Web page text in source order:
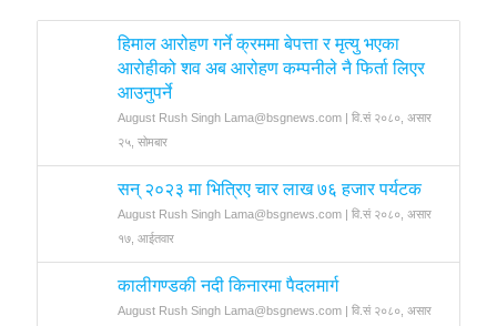
हिमाल आरोहण गर्ने क्रममा बेपत्ता र मृत्यु भएका
आरोहीको शव अब आरोहण कम्पनीले नै फिर्ता लिएर
आउनुपर्ने
August Rush Singh Lama@bsgnews.com | वि.सं २०८०, असार
२५, सोमबार
सन् २०२३ मा भित्रिए चार लाख ७६ हजार पर्यटक
August Rush Singh Lama@bsgnews.com | वि.सं २०८०, असार
१७, आईतवार
कालीगण्डकी नदी किनारमा पैदलमार्ग
August Rush Singh Lama@bsgnews.com | वि.सं २०८०, असार